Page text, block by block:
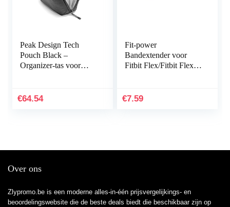
Peak Design Tech
Pouch Black –
Organizer-tas voor
€64.54
Fit-power
Bandextender voor
Fitbit Flex/Fitbit Flex
voor grotere polsen
€7.59
Over ons
Zlypromo.be is een moderne alles-in-één prijsvergelijkings- en
beoordelingswebsite die de beste deals biedt die beschikbaar zijn op